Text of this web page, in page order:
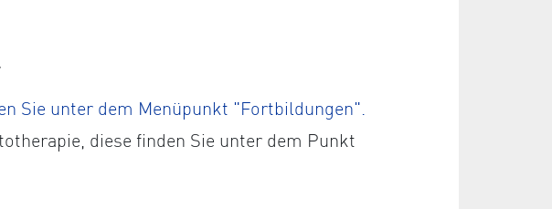
Sie unter dem Menüpunkt "Fortbildungen".
diese finden Sie unter dem Punkt